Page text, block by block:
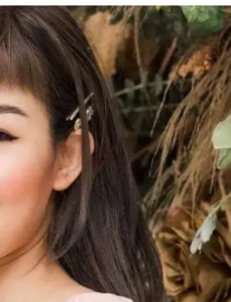
Tài chính - Ngân
hàng
Kinh tế vĩ mô
Hồ sơ doanh
nghiệp
Xu hướng thị
trường
Tiêu dùng và dư
luận
Công nghệ